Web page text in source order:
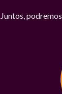
Juntos,